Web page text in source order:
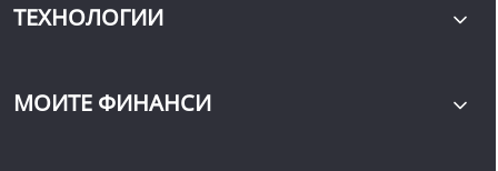
ТЕХНОЛОГИИ
МОИТЕ ФИНАНСИ